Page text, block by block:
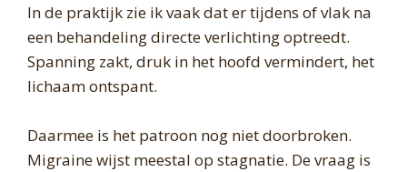
In de praktijk zie ik vaak dat er tijdens of vlak na
een behandeling directe verlichting optreedt.
Spanning zakt, druk in het hoofd vermindert, het
lichaam ontspant.
Daarmee is het patroon nog niet doorbroken.
Migraine wijst meestal op stagnatie. De vraag is